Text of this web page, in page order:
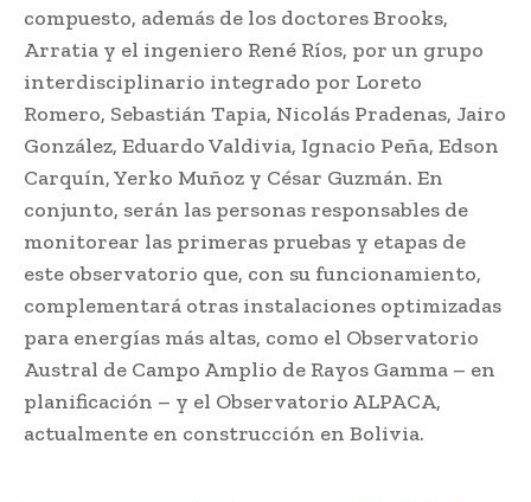
compuesto, además de los doctores Brooks,
Arratia y el ingeniero René Ríos, por un grupo
interdisciplinario integrado por Loreto
Romero, Sebastián Tapia, Nicolás Pradenas, Jairo
González, Eduardo Valdivia, Ignacio Peña, Edson
Carquín, Yerko Muñoz y César Guzmán. En
conjunto, serán las personas responsables de
monitorear las primeras pruebas y etapas de
este observatorio que, con su funcionamiento,
complementará otras instalaciones optimizadas
para energías más altas, como el Observatorio
Austral de Campo Amplio de Rayos Gamma – en
planificación – y el Observatorio ALPACA,
actualmente en construcción en Bolivia.